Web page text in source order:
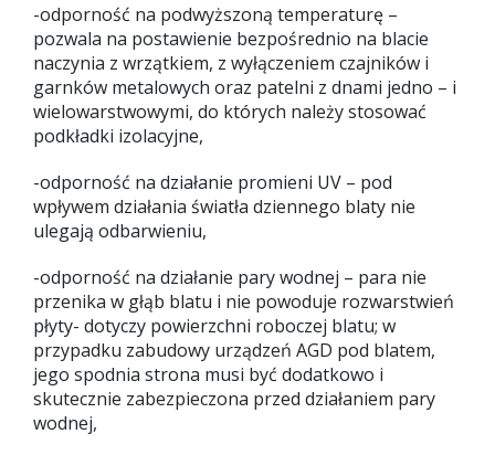
-odporność na podwyższoną temperaturę –
pozwala na postawienie bezpośrednio na blacie
naczynia z wrzątkiem, z wyłączeniem czajników i
garnków metalowych oraz patelni z dnami jedno – i
wielowarstwowymi, do których należy stosować
podkładki izolacyjne,
-odporność na działanie promieni UV – pod
wpływem działania światła dziennego blaty nie
ulegają odbarwieniu,
-odporność na działanie pary wodnej – para nie
przenika w głąb blatu i nie powoduje rozwarstwień
płyty- dotyczy powierzchni roboczej blatu; w
przypadku zabudowy urządzeń AGD pod blatem,
jego spodnia strona musi być dodatkowo i
skutecznie zabezpieczona przed działaniem pary
wodnej,